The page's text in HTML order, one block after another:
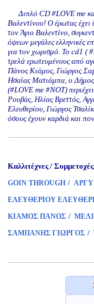
Διπλό CD #LOVE me
Βαλεντίνου! Ο έρωτας
τον Άγιο Βαλεντίνο,
όψεων μεγάλες ελληνικές
για τον χωρισμό. Το cd1 (
τρελά ερωτευμένους από
Πάνος Κιάμος, Γιώργος
Ησαϊας Ματιάμπα, ο Δήμος
(#LOVE me #NOT)
Ρουβάς, Ηλίας Βρεττός,
Ελευθερίου, Γιώργος
όσους έχουν καρδιά και
Καλλιτέχνες /
GOIN THROUGH /
ΕΛΕΥΘΕΡΙΟΥ
ΚΙΑΜΟΣ ΠΑΝΟΣ /
ΣΑΜΠΑΝΗΣ ΓΙΩΡΓΟΣ /